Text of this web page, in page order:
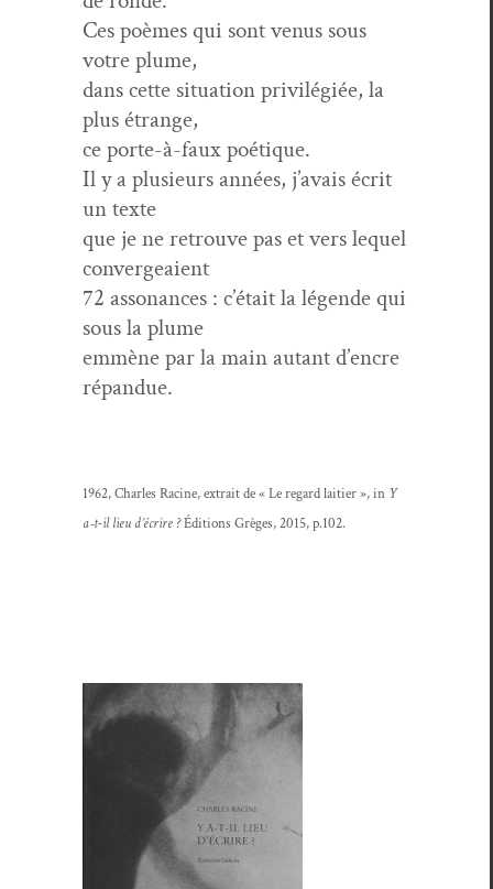
Ces poèmes qui sont venus sous
votre plume,
dans cette sit­u­a­tion priv­ilégiée, la
plus étrange,
ce porte-à-faux poétique.
Il y a plusieurs années, j’avais écrit
un texte
que je ne retrou­ve pas et vers lequel
convergeaient
72 asso­nances : c’était la légende qui
sous la plume
emmène par la main autant d’encre
répandue.
1962, Charles Racine, extrait de « Le regard laiti­er », in Y
a‑t-il lieu d’écrire ?Édi­tions Grèges, 2015, p.102.